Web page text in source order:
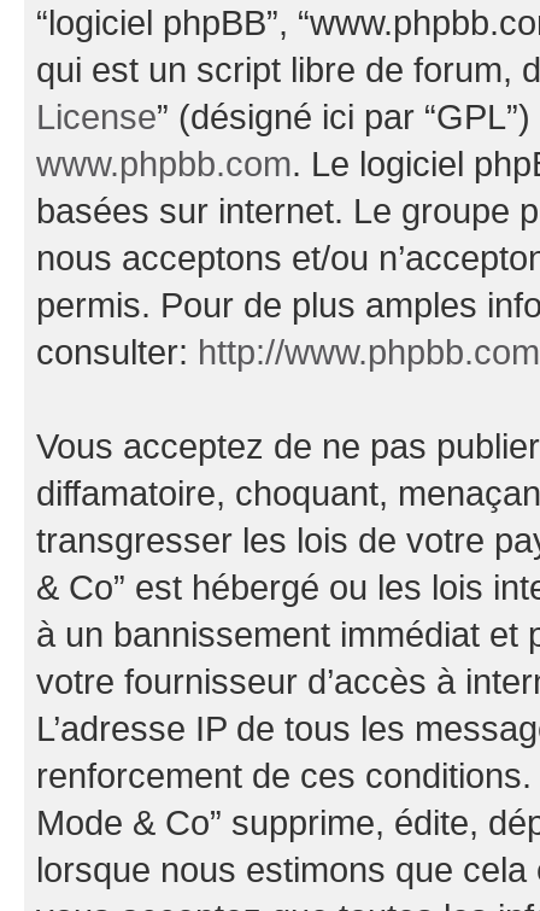
“logiciel phpBB”,
qui est un script libre de forum,
License” (désigné ici par
www.phpbb.com. Le logiciel
basées sur internet. Le groupe
nous acceptons et/ou
permis. Pour de plus amples
consulter: http://
Vous acceptez de ne pas
diffamatoire, choquant,
transgresser les lois de votre
& Co” est hébergé ou les lois
à un bannissement immédiat et
votre fournisseur d’accès à
L’adresse IP de tous les
renforcement de ces
Mode & Co” supprime, édite,
lorsque nous estimons que cela